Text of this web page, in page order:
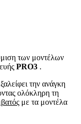
των μοντέλων
PRO3 .
την ανάγκη
ολόκληρη τη
με τα μοντέλα